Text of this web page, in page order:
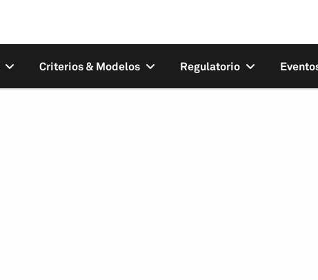
Criterios & Modelos Regulatorio